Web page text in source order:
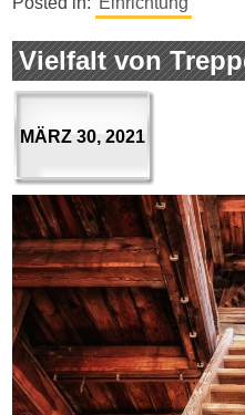
Vielfalt von
MÄRZ 30, 2021